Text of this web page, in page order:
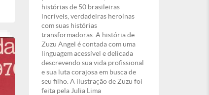
histórias de 50 brasileiras
incríveis, verdadeiras heroínas
com suas histórias
transformadoras. A história de
Zuzu Angel é contada com uma
linguagem acessível e delicada
descrevendo sua vida profissional
e sua luta corajosa em busca de
seu filho. A ilustração de Zuzu foi
feita pela Julia Lima